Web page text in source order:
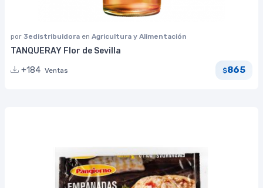
por 3edistribuidora en Agricultura y Alimentación
TANQUERAY Flor de Sevilla
+184 Ventas $865